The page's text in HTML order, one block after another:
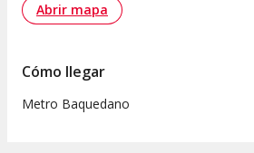
Abrir mapa
Cómo llegar
Metro Baquedano